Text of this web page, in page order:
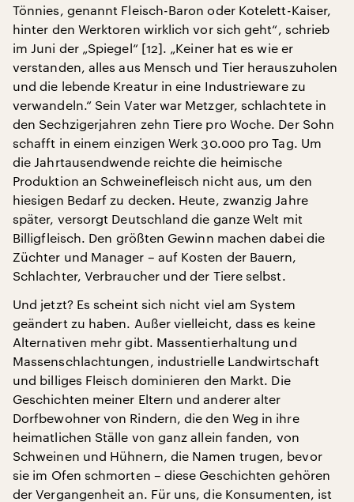
Tönnies, genannt Fleisch-Baron oder Kotelett-Kaiser,
hinter den Werktoren wirklich vor sich geht“, schrieb
im Juni der „Spiegel“ [12]. „Keiner hat es wie er
verstanden, alles aus Mensch und Tier herauszuholen
und die lebende Kreatur in eine Industrieware zu
verwandeln.“ Sein Vater war Metzger, schlachtete in
den Sechzigerjahren zehn Tiere pro Woche. Der Sohn
schafft in einem einzigen Werk 30.000 pro Tag. Um
die Jahrtausendwende reichte die heimische
Produktion an Schweinefleisch nicht aus, um den
hiesigen Bedarf zu decken. Heute, zwanzig Jahre
später, versorgt Deutschland die ganze Welt mit
Billigfleisch. Den größten Gewinn machen dabei die
Züchter und Manager – auf Kosten der Bauern,
Schlachter, Verbraucher und der Tiere selbst.
Und jetzt? Es scheint sich nicht viel am System
geändert zu haben. Außer vielleicht, dass es keine
Alternativen mehr gibt. Massentierhaltung und
Massenschlachtungen, industrielle Landwirtschaft
und billiges Fleisch dominieren den Markt. Die
Geschichten meiner Eltern und anderer alter
Dorfbewohner von Rindern, die den Weg in ihre
heimatlichen Ställe von ganz allein fanden, von
Schweinen und Hühnern, die Namen trugen, bevor
sie im Ofen schmorten – diese Geschichten gehören
der Vergangenheit an. Für uns, die Konsumenten, ist